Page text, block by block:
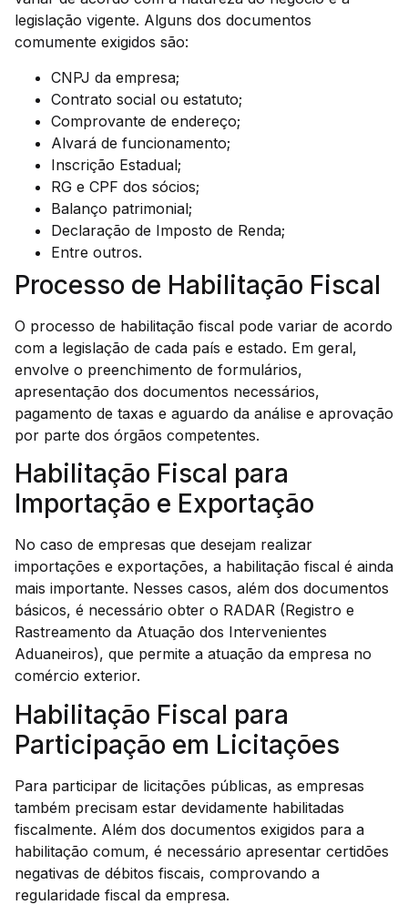
legislação vigente. Alguns dos documentos
comumente exigidos são:
CNPJ da empresa;
Contrato social ou estatuto;
Comprovante de endereço;
Alvará de funcionamento;
Inscrição Estadual;
RG e CPF dos sócios;
Balanço patrimonial;
Declaração de Imposto de Renda;
Entre outros.
Processo de Habilitação Fiscal
O processo de habilitação fiscal pode variar de acordo
com a legislação de cada país e estado. Em geral,
envolve o preenchimento de formulários,
apresentação dos documentos necessários,
pagamento de taxas e aguardo da análise e aprovação
por parte dos órgãos competentes.
Habilitação Fiscal para
Importação e Exportação
No caso de empresas que desejam realizar
importações e exportações, a habilitação fiscal é ainda
mais importante. Nesses casos, além dos documentos
básicos, é necessário obter o RADAR (Registro e
Rastreamento da Atuação dos Intervenientes
Aduaneiros), que permite a atuação da empresa no
comércio exterior.
Habilitação Fiscal para
Participação em Licitações
Para participar de licitações públicas, as empresas
também precisam estar devidamente habilitadas
fiscalmente. Além dos documentos exigidos para a
habilitação comum, é necessário apresentar certidões
negativas de débitos fiscais, comprovando a
regularidade fiscal da empresa.